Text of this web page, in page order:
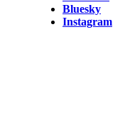
Bluesky
Instagram